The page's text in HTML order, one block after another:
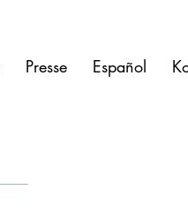
Presse Español